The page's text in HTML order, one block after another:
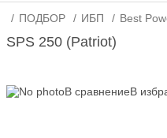
ПОДБОР ИБП Best
SPS 250 (Patriot)
В сравнениеВ